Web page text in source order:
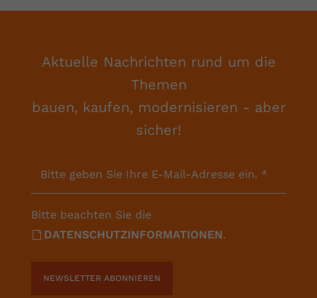
Aktuelle Nachrichten rund um die
Themen
bauen, kaufen, modernisieren - aber
sicher!
Bitte geben Sie Ihre E-Mail-Adresse ein. *
Bitte beachten Sie die
DATENSCHUTZINFORMATIONEN.
NEWSLETTER ABONNIEREN